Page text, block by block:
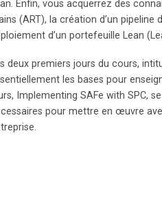
Enfin, vous acquerrez des
(ART), la création d’un
d’un portefeuille Lean
deux premiers jours du cours,
les bases pour
Implementing SAFe with SPC,
pour mettre en œuvre